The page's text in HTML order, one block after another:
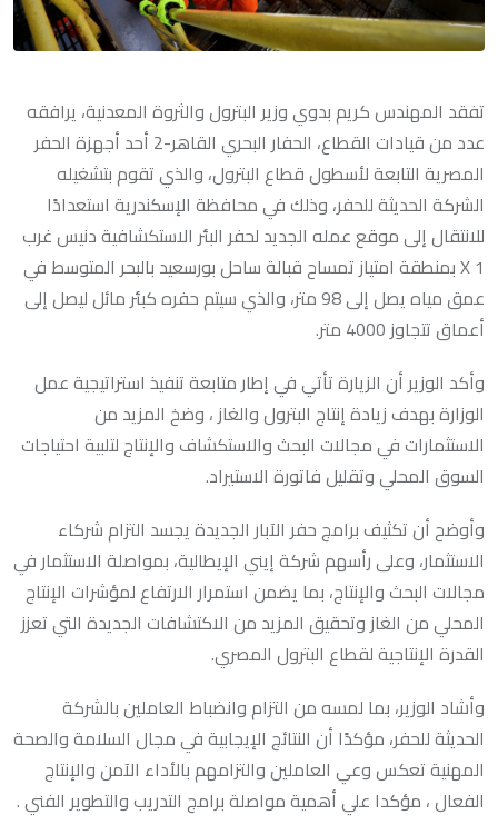
تفقد المهندس كريم بدوي وزير البترول والثروة المعدنية، يرافقه
عدد من قيادات القطاع، الحفار البحري القاهر-2 أحد أجهزة الحفر
المصرية التابعة لأسطول قطاع البترول، والذي تقوم بتشغيله
الشركة الحديثة للحفر، وذلك في محافظة الإسكندرية استعدادًا
للانتقال إلى موقع عمله الجديد لحفر البئر الاستكشافية دنيس غرب
1 X بمنطقة امتياز تمساح قبالة ساحل بورسعيد بالبحر المتوسط في
عمق مياه يصل إلى 98 متر، والذي سيتم حفره كبئر مائل ليصل إلى
أعماق تتجاوز 4000 متر.
وأكد الوزير أن الزيارة تأتي في إطار متابعة تنفيذ استراتيجية عمل
الوزارة بهدف زيادة إنتاج البترول والغاز ، وضخ المزيد من
الاستثمارات في مجالات البحث والاستكشاف والإنتاج لتلبية احتياجات
السوق المحلي وتقليل فاتورة الاستيراد.
وأوضح أن تكثيف برامج حفر الآبار الجديدة يجسد التزام شركاء
الاستثمار، وعلى رأسهم شركة إيني الإيطالية، بمواصلة الاستثمار في
مجالات البحث والإنتاج، بما يضمن استمرار الارتفاع لمؤشرات الإنتاج
المحلي من الغاز وتحقيق المزيد من الاكتشافات الجديدة التي تعزز
القدرة الإنتاجية لقطاع البترول المصري.
وأشاد الوزير، بما لمسه من التزام وانضباط العاملين بالشركة
الحديثة للحفر، مؤكدًا أن النتائج الإيجابية في مجال السلامة والصحة
المهنية تعكس وعي العاملين والتزامهم بالأداء الآمن والإنتاج
الفعال ، مؤكدا علي أهمية مواصلة برامج التدريب والتطوير الفني .